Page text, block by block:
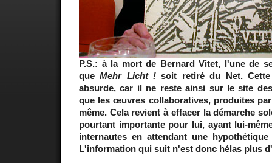
P.S.: à la mort de Bernard Vitet, l'une de
queMehr Licht ! soit retiré du Net.
absurde, car il ne reste ainsi sur le site
que les œuvres collaboratives, produites
même. Cela revient à effacer la démarche
pourtant importante pour lui, ayant lui-
internautes en attendant une
L'information qui suit n'est donc hélas plus